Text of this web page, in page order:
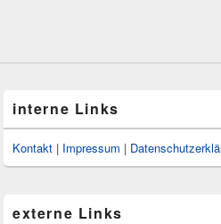
interne Links
Kontakt | Impressum |
externe Links